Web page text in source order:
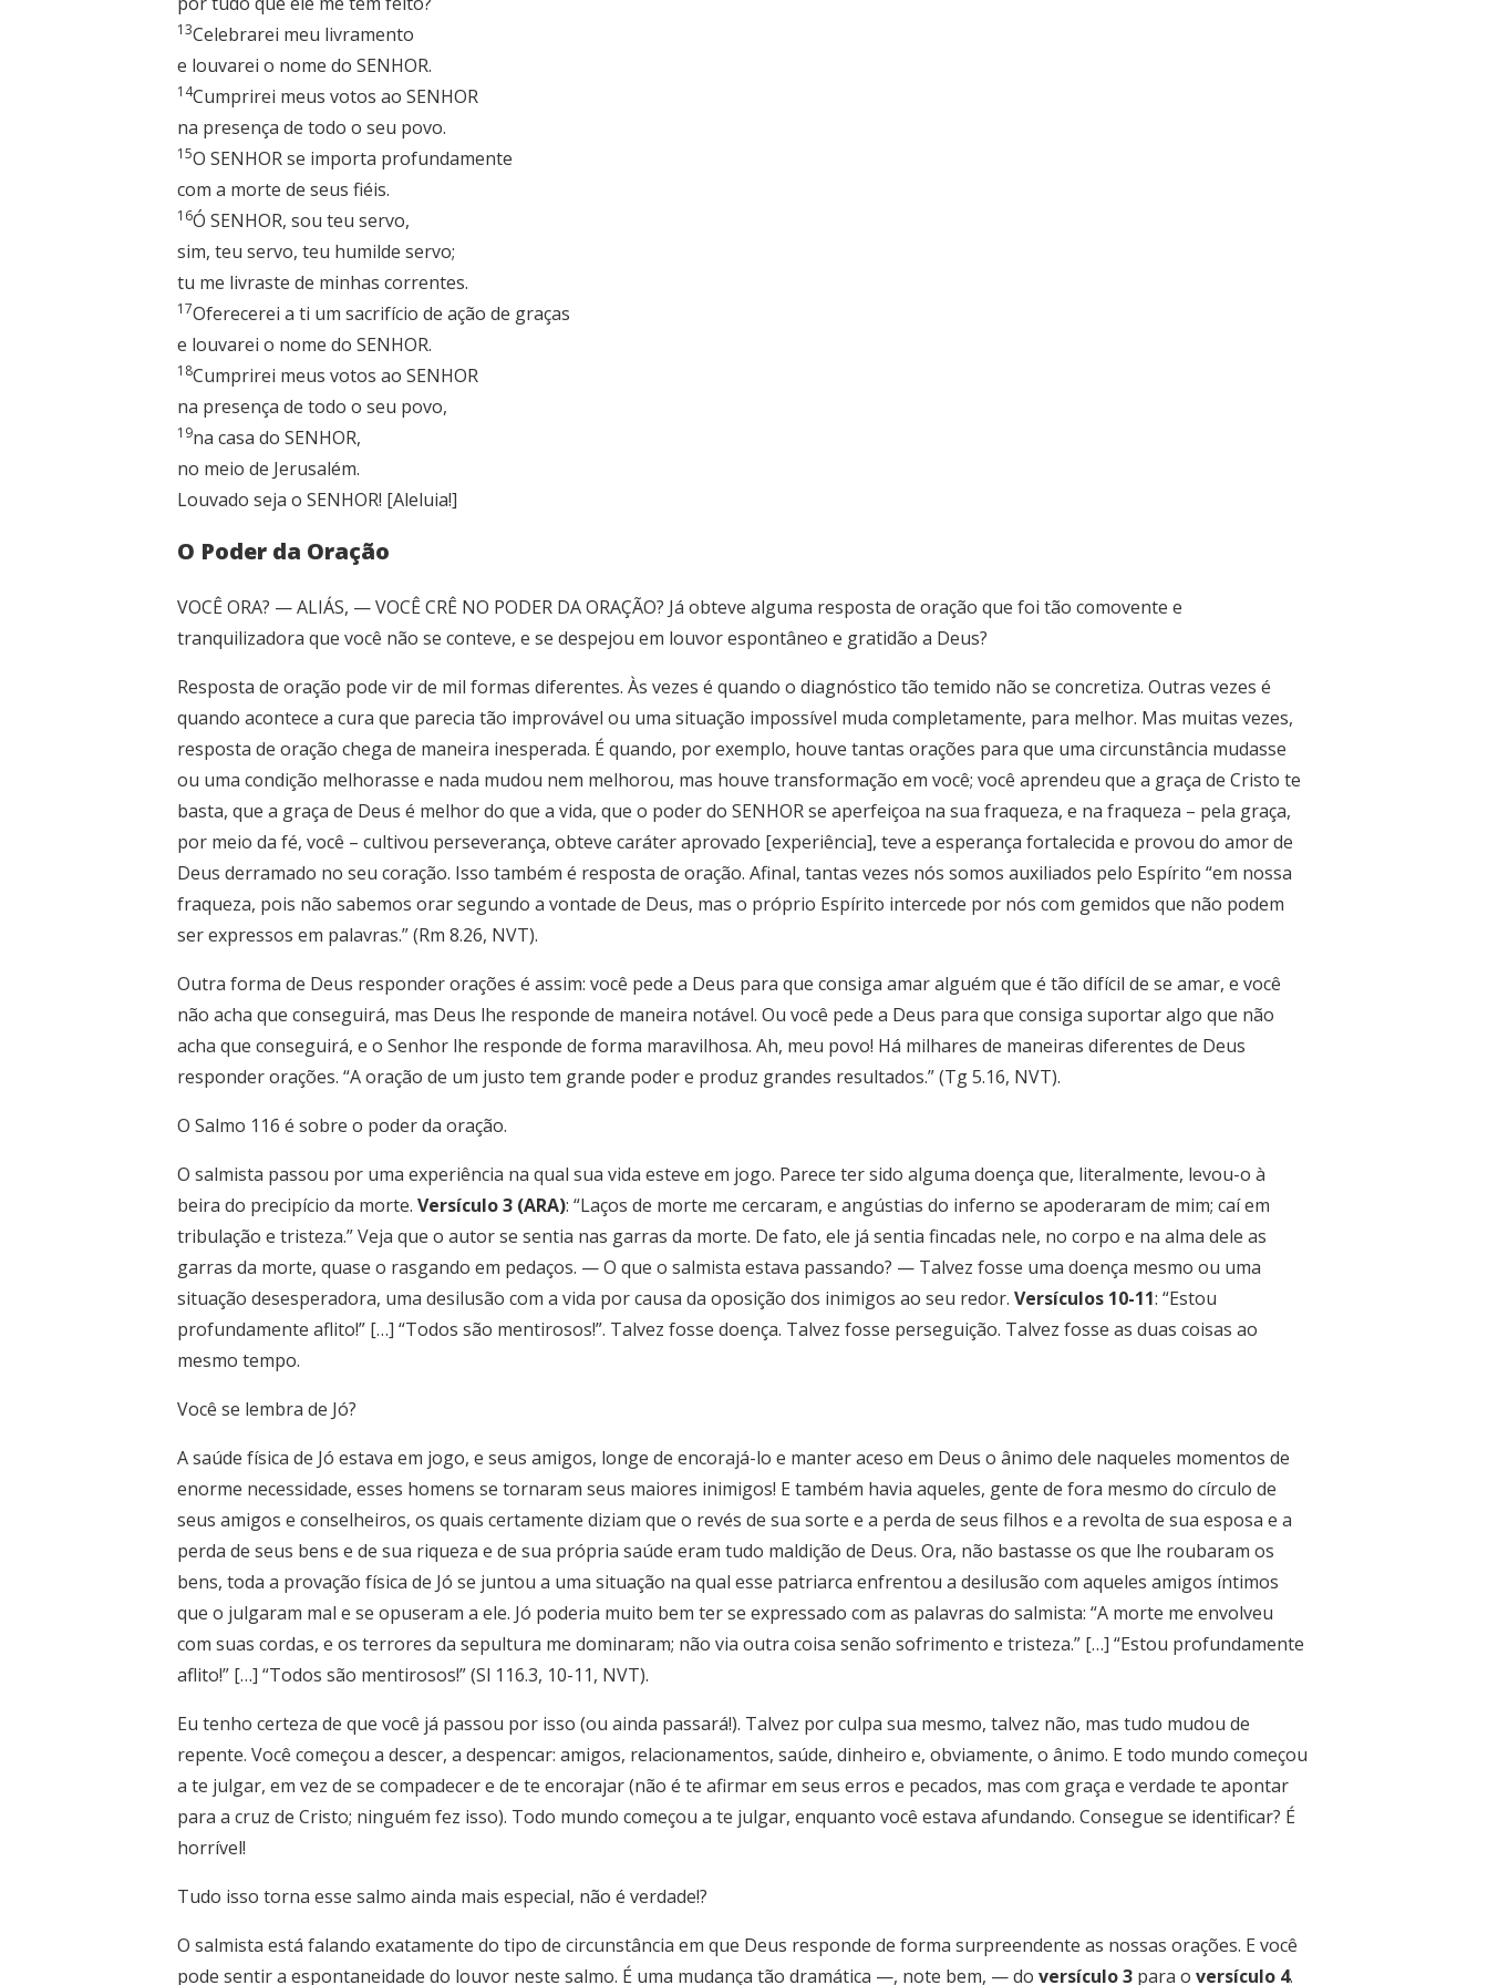
13Celebrarei meu livramento
e louvarei o nome do SENHOR.
14Cumprirei meus votos ao SENHOR
na presença de todo o seu povo.
15O SENHOR se importa profundamente
com a morte de seus fiéis.
16Ó SENHOR, sou teu servo,
sim, teu servo, teu humilde servo;
tu me livraste de minhas correntes.
17Oferecerei a ti um sacrifício de ação de graças
e louvarei o nome do SENHOR.
18Cumprirei meus votos ao SENHOR
na presença de todo o seu povo,
19na casa do SENHOR,
no meio de Jerusalém.
Louvado seja o SENHOR! [Aleluia!]
O Poder da Oração
VOCÊ ORA? — ALIÁS, — VOCÊ CRÊ NO PODER DA ORAÇÃO? Já obteve alguma resposta de oração que foi tão comovente e
tranquilizadora que você não se conteve, e se despejou em louvor espontâneo e gratidão a Deus?
Resposta de oração pode vir de mil formas diferentes. Às vezes é quando o diagnóstico tão temido não se concretiza. Outras vezes é
quando acontece a cura que parecia tão improvável ou uma situação impossível muda completamente, para melhor. Mas muitas vezes,
resposta de oração chega de maneira inesperada. É quando, por exemplo, houve tantas orações para que uma circunstância mudasse
ou uma condição melhorasse e nada mudou nem melhorou, mas houve transformação em você; você aprendeu que a graça de Cristo te
basta, que a graça de Deus é melhor do que a vida, que o poder do SENHOR se aperfeiçoa na sua fraqueza, e na fraqueza – pela graça,
por meio da fé, você – cultivou perseverança, obteve caráter aprovado [experiência], teve a esperança fortalecida e provou do amor de
Deus derramado no seu coração. Isso também é resposta de oração. Afinal, tantas vezes nós somos auxiliados pelo Espírito “em nossa
fraqueza, pois não sabemos orar segundo a vontade de Deus, mas o próprio Espírito intercede por nós com gemidos que não podem
ser expressos em palavras.” (Rm 8.26, NVT).
Outra forma de Deus responder orações é assim: você pede a Deus para que consiga amar alguém que é tão difícil de se amar, e você
não acha que conseguirá, mas Deus lhe responde de maneira notável. Ou você pede a Deus para que consiga suportar algo que não
acha que conseguirá, e o Senhor lhe responde de forma maravilhosa. Ah, meu povo! Há milhares de maneiras diferentes de Deus
responder orações. “A oração de um justo tem grande poder e produz grandes resultados.” (Tg 5.16, NVT).
O Salmo 116 é sobre o poder da oração.
O salmista passou por uma experiência na qual sua vida esteve em jogo. Parece ter sido alguma doença que, literalmente, levou-o à
beira do precipício da morte. Versículo 3 (ARA): “Laços de morte me cercaram, e angústias do inferno se apoderaram de mim; caí em
tribulação e tristeza.” Veja que o autor se sentia nas garras da morte. De fato, ele já sentia fincadas nele, no corpo e na alma dele as
garras da morte, quase o rasgando em pedaços. — O que o salmista estava passando? — Talvez fosse uma doença mesmo ou uma
situação desesperadora, uma desilusão com a vida por causa da oposição dos inimigos ao seu redor. Versículos 10-11: “Estou
profundamente aflito!” […] “Todos são mentirosos!”. Talvez fosse doença. Talvez fosse perseguição. Talvez fosse as duas coisas ao
mesmo tempo.
Você se lembra de Jó?
A saúde física de Jó estava em jogo, e seus amigos, longe de encorajá-lo e manter aceso em Deus o ânimo dele naqueles momentos de
enorme necessidade, esses homens se tornaram seus maiores inimigos! E também havia aqueles, gente de fora mesmo do círculo de
seus amigos e conselheiros, os quais certamente diziam que o revés de sua sorte e a perda de seus filhos e a revolta de sua esposa e a
perda de seus bens e de sua riqueza e de sua própria saúde eram tudo maldição de Deus. Ora, não bastasse os que lhe roubaram os
bens, toda a provação física de Jó se juntou a uma situação na qual esse patriarca enfrentou a desilusão com aqueles amigos íntimos
que o julgaram mal e se opuseram a ele. Jó poderia muito bem ter se expressado com as palavras do salmista: “A morte me envolveu
com suas cordas, e os terrores da sepultura me dominaram; não via outra coisa senão sofrimento e tristeza.” […] “Estou profundamente
aflito!” […] “Todos são mentirosos!” (Sl 116.3, 10-11, NVT).
Eu tenho certeza de que você já passou por isso (ou ainda passará!). Talvez por culpa sua mesmo, talvez não, mas tudo mudou de
repente. Você começou a descer, a despencar: amigos, relacionamentos, saúde, dinheiro e, obviamente, o ânimo. E todo mundo começou
a te julgar, em vez de se compadecer e de te encorajar (não é te afirmar em seus erros e pecados, mas com graça e verdade te apontar
para a cruz de Cristo; ninguém fez isso). Todo mundo começou a te julgar, enquanto você estava afundando. Consegue se identificar? É
horrível!
Tudo isso torna esse salmo ainda mais especial, não é verdade!?
O salmista está falando exatamente do tipo de circunstância em que Deus responde de forma surpreendente as nossas orações. E você
pode sentir a espontaneidade do louvor neste salmo. É uma mudança tão dramática —, note bem, — do versículo 3 para o versículo 4.